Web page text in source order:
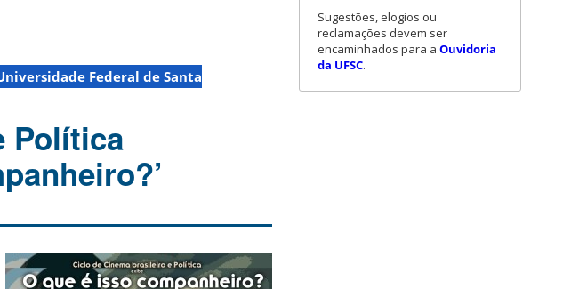
Federal de Santa
Política
Sugestões, elogios ou
reclamações devem ser
encaminhados para a Ouvidoria
da UFSC.